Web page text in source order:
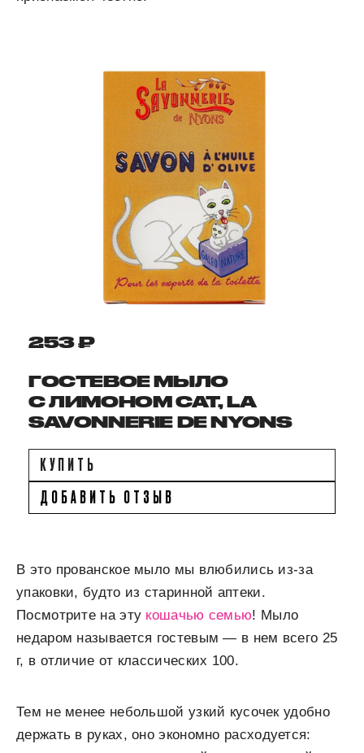
253 ₽
ГОСТЕВОЕ МЫЛО
С ЛИМОНОМ CAT, LA
SAVONNERIE DE NYONS
КУПИТЬ
ДОБАВИТЬ ОТЗЫВ
В это прованское мыло мы влюбились из-за
упаковки, будто из старинной аптеки.
Посмотрите на эту кошачью семью! Мыло
недаром называется гостевым — в нем всего 25
г, в отличие от классических 100.
Тем не менее небольшой узкий кусочек удобно
держать в руках, оно экономно расходуется: